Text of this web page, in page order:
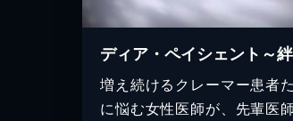
増え続けるクレーマー患者
に悩む女性医師が、先輩医